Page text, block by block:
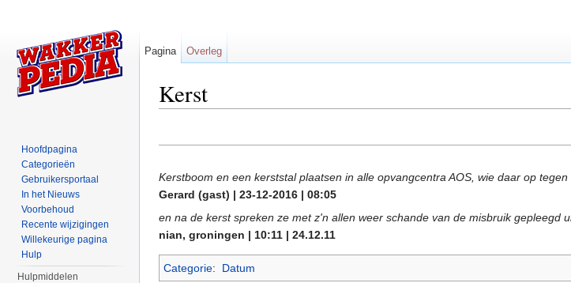
Kerst
Kerstboom en een kerststal plaatsen in alle opvangcentra AOS, wie daar op
Gerard (gast) | 23-12-2016 | 08:05
en na de kerst spreken ze met z'n allen weer schande van de misbruik
nian, groningen | 10:11 | 24.12.11
Categorie: Datum
Pagina Overleg
Hoofdpagina
Categorieën
Gebruikersportaal
In het Nieuws
Voorbehoud
Recente wijzigingen
Willekeurige pagina
Hulp
Hulpmiddelen